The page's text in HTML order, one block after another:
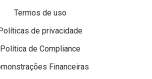
Termos de uso
de privacidade
Política de Compliance
Financeiras